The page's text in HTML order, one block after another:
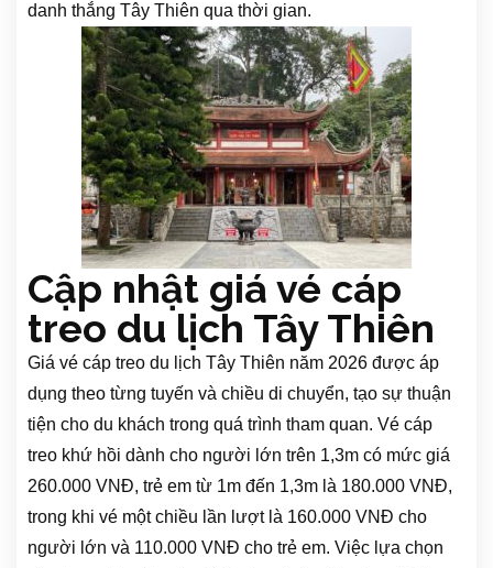
danh thắng Tây Thiên qua thời gian.
Cập nhật giá vé cáp
treo du lịch Tây Thiên
Giá vé cáp treo du lịch Tây Thiên năm 2026 được áp
dụng theo từng tuyến và chiều di chuyển, tạo sự thuận
tiện cho du khách trong quá trình tham quan. Vé cáp
treo khứ hồi dành cho người lớn trên 1,3m có mức giá
260.000 VNĐ, trẻ em từ 1m đến 1,3m là 180.000 VNĐ,
trong khi vé một chiều lần lượt là 160.000 VNĐ cho
người lớn và 110.000 VNĐ cho trẻ em. Việc lựa chọn